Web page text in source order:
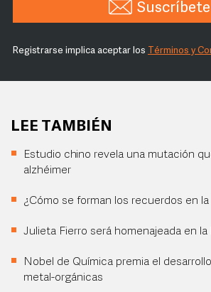
Suscríbete
Registrarse implica aceptar los Términos y
LEE TAMBIÉN
Estudio chino revela una mutación
alzhéimer
¿Cómo se forman los recuerdos en
Julieta Fierro será homenajeada en la
Nobel de Química premia el
metal-orgánicas